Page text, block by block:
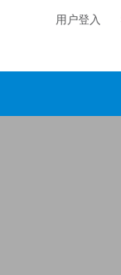
用户登入